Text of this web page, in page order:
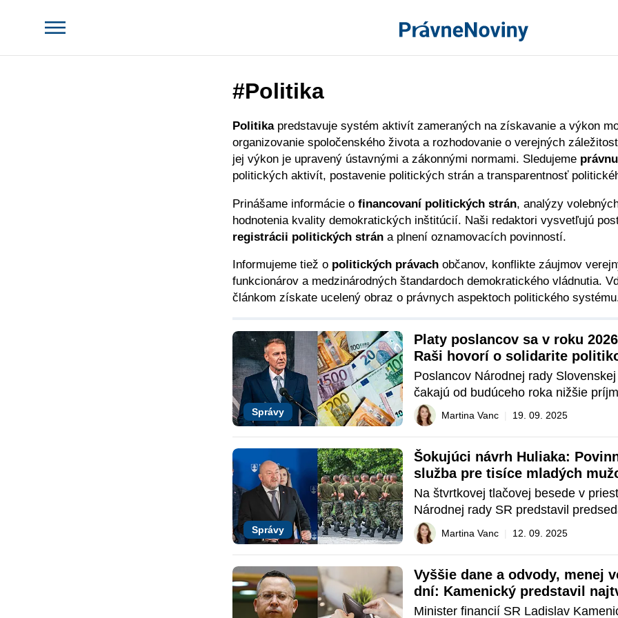
#Politika
Politikapredstavuje systém aktivít zameraných na získavanie a výkon
organizovanie spoločenského života a rozhodovanie o verejných
jej výkon je upravený ústavnými a zákonnými normami. Sledujeme
politických aktivít, postavenie politických strán a transparentnosť
Prinášame informácie o financovaní politických strán , analýzy
hodnotenia kvality demokratických inštitúcií. Naši redaktori vysvetľujú
registrácii politických strán a plnení oznamovacích povinností.
Informujeme tiež o politických právach občanov, konflikte záujmov
funkcionárov a medzinárodných štandardoch demokratického vládnutia.
článkom získate ucelený obraz o právnych aspektoch politického
Správy
Platy poslancov sa v roku
Raši hovorí o solidarite
konsolidácie
Poslancov Národnej rady
čakajú od budúceho roka nižšie
parlamentu Richard Raši (Hlas-SD)
platy aj paušálne náhrady
zmrazia a navyše budú zdaňované
ako platy bežných zamestnancov. V
Martina Vanc 19. 09. 2025
Správy
Šokujúci návrh Huliaka:
služba pre tisíce mladých
Na štvrtkovej tlačovej besede v
Národnej rady SR predstavil
vidieka a minister cestovného ruchu
Rudolf Huliak svoj zámer obnoviť na
povinnú vojenskú službu. Podľa
týkala všetkých mužov po dovŕšení
života, pri&
Martina Vanc 12. 09. 2025
Vyššie dane a odvody, menej
dní: Kamenický predstavil
konsolidáciu v histórii
Minister financií SR Ladislav